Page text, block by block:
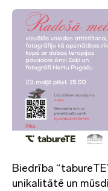
Biedrība
unikalitātē un